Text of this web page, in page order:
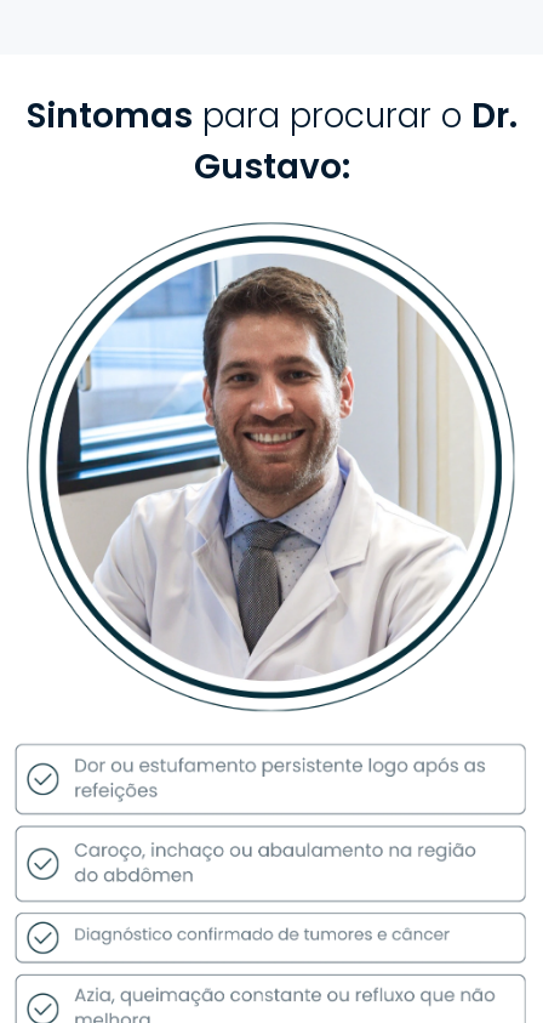
Sintomas para procurar o Dr.
Gustavo: